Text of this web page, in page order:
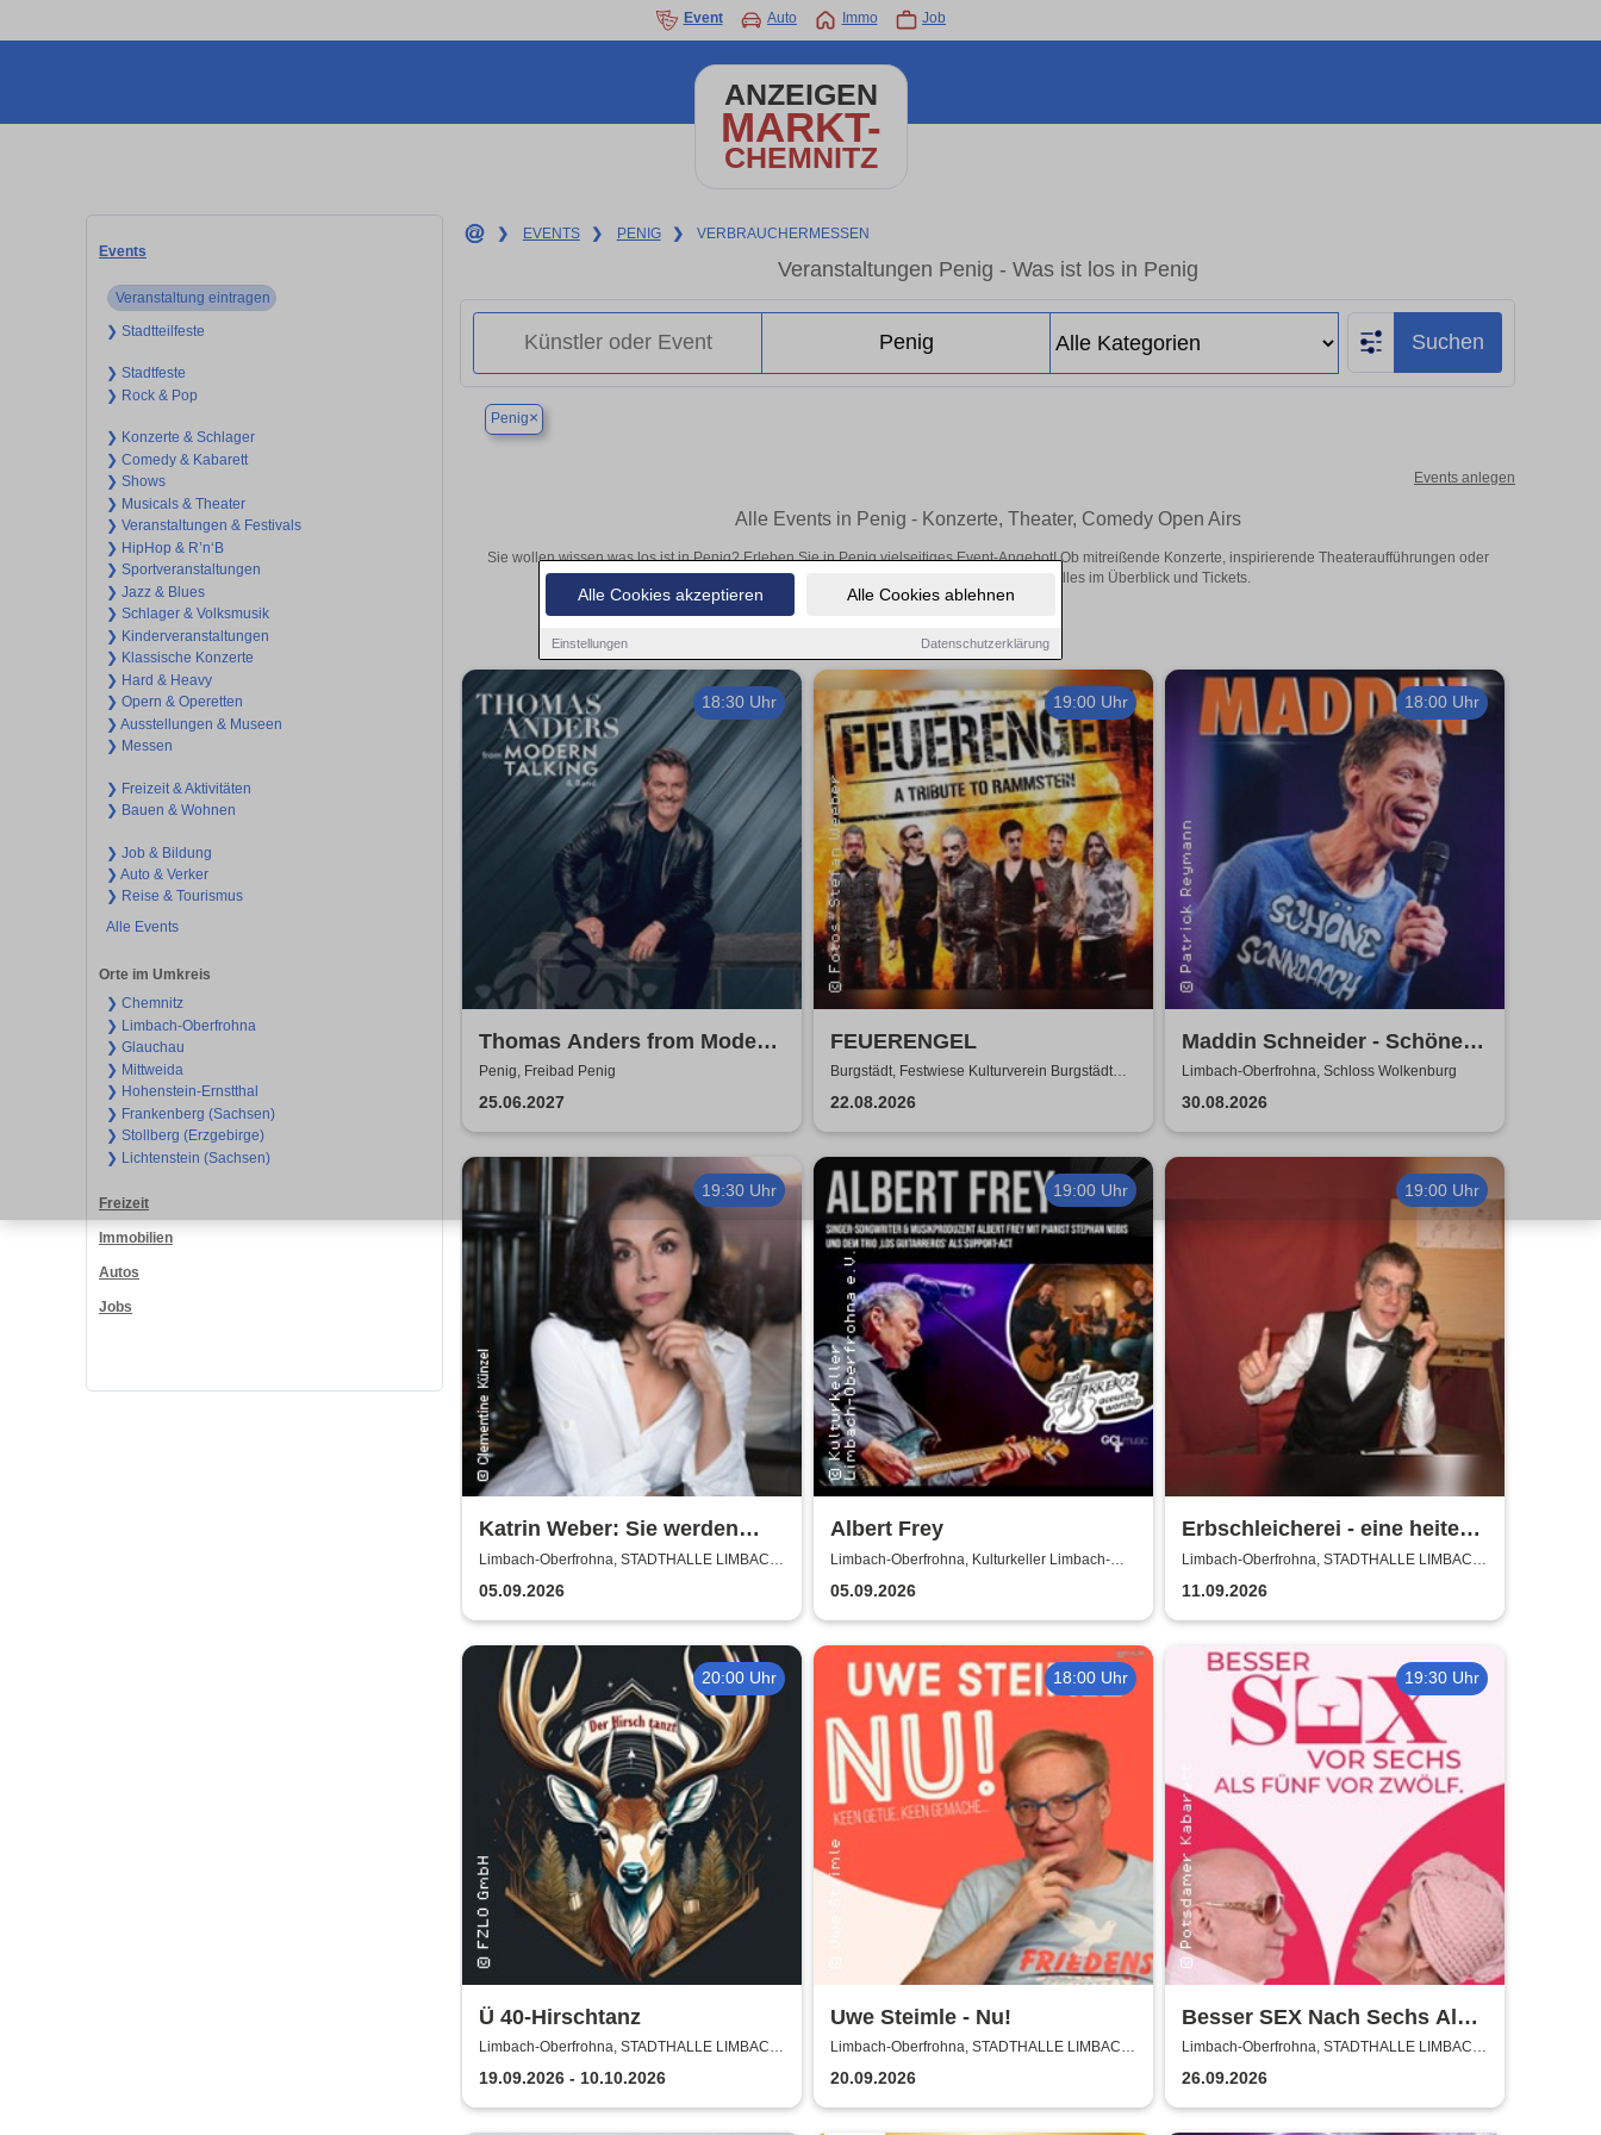
Alle Cookies akzeptieren Alle Cookies ablehnen
Einstellungen Datenschutzerklärung
Event Auto Immo Job
ANZEIGEN
MARKT-
CHEMNITZ
Events
Veranstaltung eintragen
❯ Stadtteilfeste
❯ Stadtfeste
❯ Rock & Pop
❯ Konzerte & Schlager
❯ Comedy & Kabarett
❯ Shows
❯ Musicals & Theater
❯ Veranstaltungen & Festivals
❯ HipHop & R’n‘B
❯ Sportveranstaltungen
❯ Jazz & Blues
❯ Schlager & Volksmusik
❯ Kinderveranstaltungen
❯ Klassische Konzerte
❯ Hard & Heavy
❯ Opern & Operetten
❯ Ausstellungen & Museen
❯ Messen
❯ Freizeit & Aktivitäten
❯ Bauen & Wohnen
❯ Job & Bildung
❯ Auto & Verker
❯ Reise & Tourismus
Alle Events
Orte im Umkreis
❯ Chemnitz
❯ Limbach-Oberfrohna
❯ Glauchau
❯ Mittweida
❯ Hohenstein-Ernstthal
❯ Frankenberg (Sachsen)
❯ Stollberg (Erzgebirge)
❯ Lichtenstein (Sachsen)
Freizeit
Immobilien
Autos
Jobs
❯ EVENTS ❯ PENIG ❯ VERBRAUCHERMESSEN
Veranstaltungen Penig - Was ist los in Penig
Suchen
Penig×
Events anlegen
Alle Events in Penig - Konzerte, Theater, Comedy Open Airs
Sie wollen wissen was los ist in Penig? Erleben Sie in Penig vielseitiges Event-Angebot! Ob mitreißende Konzerte, inspirierende Theateraufführungen oder
aufregende Veranstaltungen in Penig – hier finden alles im Überblick und Tickets.
18:30 Uhr
Thomas Anders from Modern
Talking & Band
Penig, Freibad Penig
25.06.2027
19:00 Uhr
FEUERENGEL
Burgstädt, Festwiese Kulturverein Burgstädt
e.V.
22.08.2026
18:00 Uhr
Maddin Schneider - Schöne
Sonndaach
Limbach-Oberfrohna, Schloss Wolkenburg
30.08.2026
19:30 Uhr
Katrin Weber: Sie werden
Lachen - Kabarettistische
Lesung
Limbach-Oberfrohna, STADTHALLE LIMBACH-
05.09.2026
19:00 Uhr
Albert Frey
Limbach-Oberfrohna, Kulturkeller Limbach-
05.09.2026
19:00 Uhr
Erbschleicherei - eine heitere
Rechtsberatung
Limbach-Oberfrohna, STADTHALLE LIMBACH-
11.09.2026
20:00 Uhr
Ü 40-Hirschtanz
Limbach-Oberfrohna, STADTHALLE LIMBACH-
OBERFROHNA
19.09.2026 - 10.10.2026
18:00 Uhr
Uwe Steimle - Nu!
Limbach-Oberfrohna, STADTHALLE LIMBACH-
OBERFROHNA
20.09.2026
19:30 Uhr
Besser SEX Nach Sechs Als
Fünf Vor Zwölf - Stadthalle
Limbach-Oberfrohna
Limbach-Oberfrohna, STADTHALLE LIMBACH-
OBERFROHNA
26.09.2026